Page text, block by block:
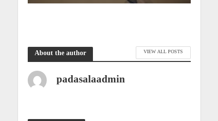
About the author VIEW ALL POSTS
padasalaadmin